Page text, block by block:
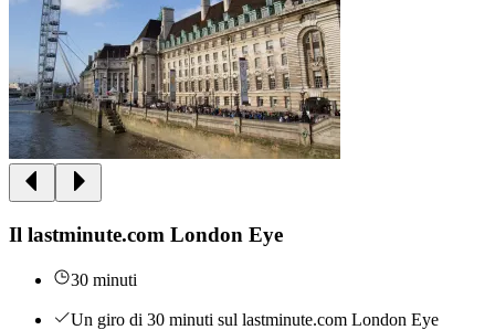
Il lastminute.com London Eye
30 minuti
Un giro di 30 minuti sul lastminute.com London Eye